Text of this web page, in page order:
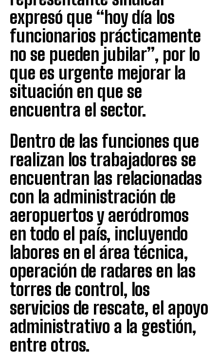
expresó que “hoy día los
funcionarios prácticamente
no se pueden jubilar”, por lo
que es urgente mejorar la
situación en que se
encuentra el sector.
Dentro de las funciones que
realizan los trabajadores se
encuentran las relacionadas
con la administración de
aeropuertos y aeródromos
en todo el país, incluyendo
labores en el área técnica,
operación de radares en las
torres de control, los
servicios de rescate, el apoyo
administrativo a la gestión,
entre otros.